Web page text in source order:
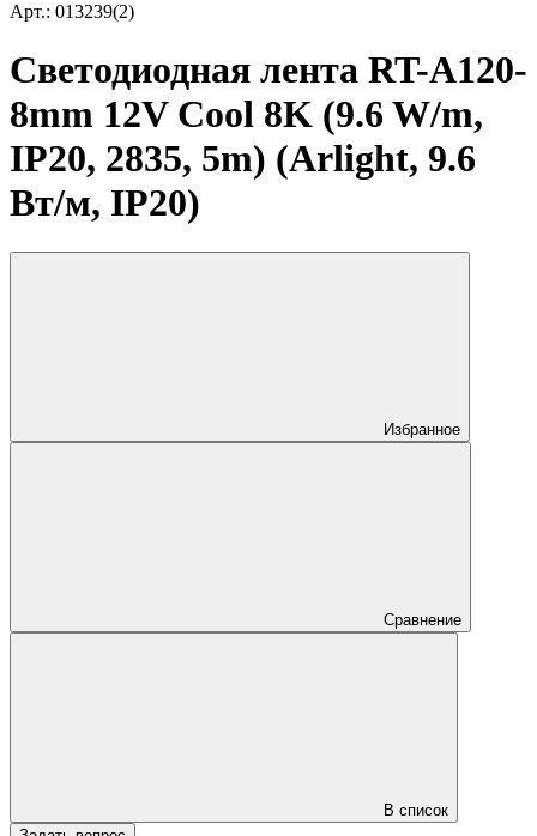
Арт.: 013239(2)
Светодиодная лента RT-A120-
8mm 12V Cool 8K (9.6 W/m,
IP20, 2835, 5m) (Arlight, 9.6
Вт/м, IP20)
Избранное
Сравнение
В список